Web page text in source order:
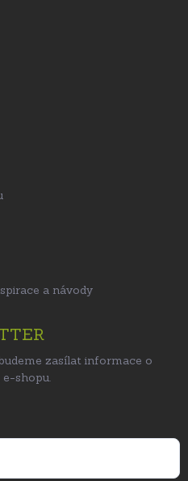
a návody
zasílat informace o
shopu.